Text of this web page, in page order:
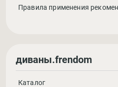
Правила применения
диваны.frendom
Каталог